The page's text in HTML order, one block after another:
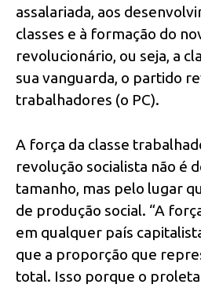
assalariada, aos
classes e à formação do
revolucionário, ou seja, a
sua vanguarda, o partido
trabalhadores (o PC).
A força da classe
revolução socialista não é
tamanho, mas pelo lugar
de produção social. “A
em qualquer país
que a proporção que
total. Isso porque o